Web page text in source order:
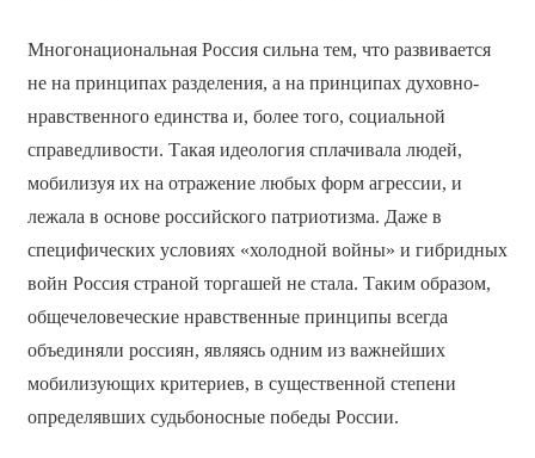
Многонациональная Россия сильна тем, что развивается
не на принципах разделения, а на принципах духовно-
нравственного единства и, более того, социальной
справедливости. Такая идеология сплачивала людей,
мобилизуя их на отражение любых форм агрессии, и
лежала в основе российского патриотизма. Даже в
специфических условиях «холодной войны» и гибридных
войн Россия страной торгашей не стала. Таким образом,
общечеловеческие нравственные принципы всегда
объединяли россиян, являясь одним из важнейших
мобилизующих критериев, в существенной степени
определявших судьбоносные победы России.